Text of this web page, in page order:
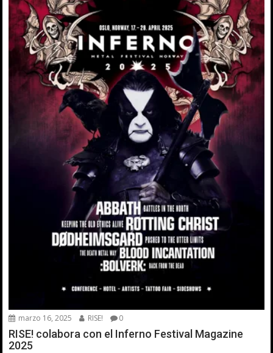
marzo 16, 2025 RISE! 0
RISE! colabora con el Inferno Festival Magazine
2025